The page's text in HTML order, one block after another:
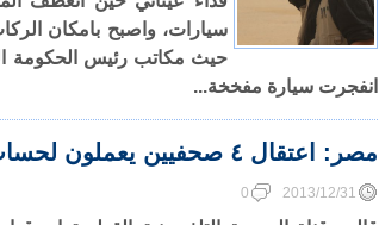
سيارات، واصبح بامكان
حيث مكاتب رئيس الحكومة
انفجرت سيارة مفخخة...
مصر: اعتقال ٤ صحفيين يعملون لحساب قناة الجزيرة
2013/12/31
0